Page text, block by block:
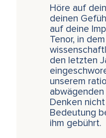
Höre auf
deinen
auf deine
Tenor, in
den letzten
unserem
abwägenden
Denken
Bedeutung
ihm gebührt.